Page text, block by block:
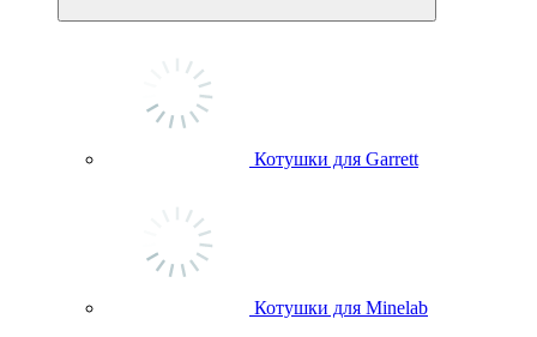
Котушки для Garrett
Котушки для Minelab